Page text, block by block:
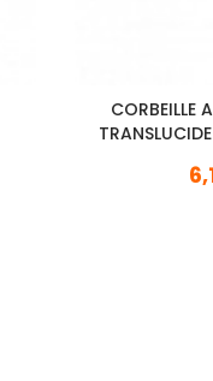
CORBEILLE